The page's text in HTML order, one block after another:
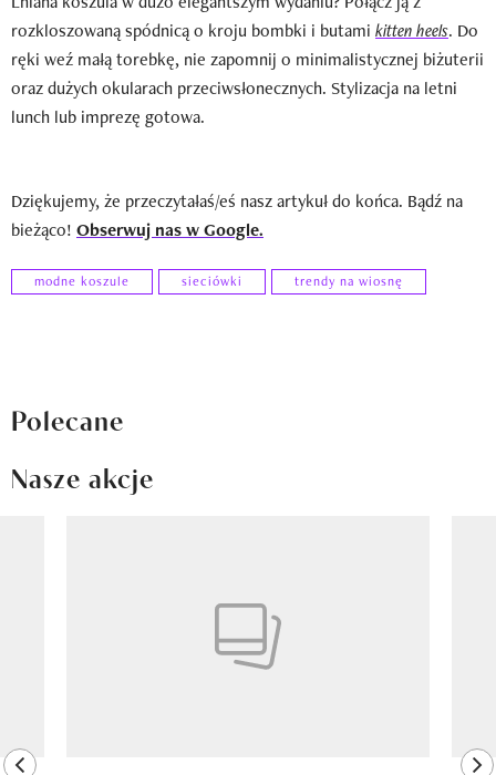
rozkloszowaną spódnicą o kroju bombki i butami kitten heels. Do
ręki weź małą torebkę, nie zapomnij o minimalistycznej biżuterii
oraz dużych okularach przeciwsłonecznych. Stylizacja na letni
lunch lub imprezę gotowa.
Dziękujemy, że przeczytałaś/eś nasz artykuł do końca. Bądź na
bieżąco! Obserwuj nas w Google.
modne koszule sieciówki trendy na wiosnę
Polecane
Nasze akcje
previous element